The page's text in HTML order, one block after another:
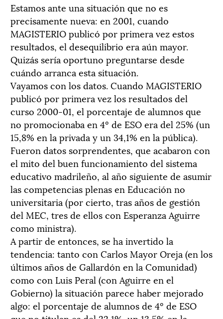
Estamos ante una situación que no es
precisamente nueva: en 2001, cuando
MAGISTERIO publicó por primera vez estos
resultados, el desequilibrio era aún mayor.
Quizás sería oportuno preguntarse desde
cuándo arranca esta situación.
Vayamos con los datos. Cuando MAGISTERIO
publicó por primera vez los resultados del
curso 2000-01, el porcentaje de alumnos que
no promocionaba en 4º de ESO era del 25% (un
15,8% en la privada y un 34,1% en la pública).
Fueron datos sorprendentes, que acabaron con
el mito del buen funcionamiento del sistema
educativo madrileño, al año siguiente de asumir
las competencias plenas en Educación no
universitaria (por cierto, tras años de gestión
del MEC, tres de ellos con Esperanza Aguirre
como ministra).
A partir de entonces, se ha invertido la
tendencia: tanto con Carlos Mayor Oreja (en los
últimos años de Gallardón en la Comunidad)
como con Luis Peral (con Aguirre en el
Gobierno) la situación parece haber mejorado
algo: el porcentaje de alumnos de 4º de ESO